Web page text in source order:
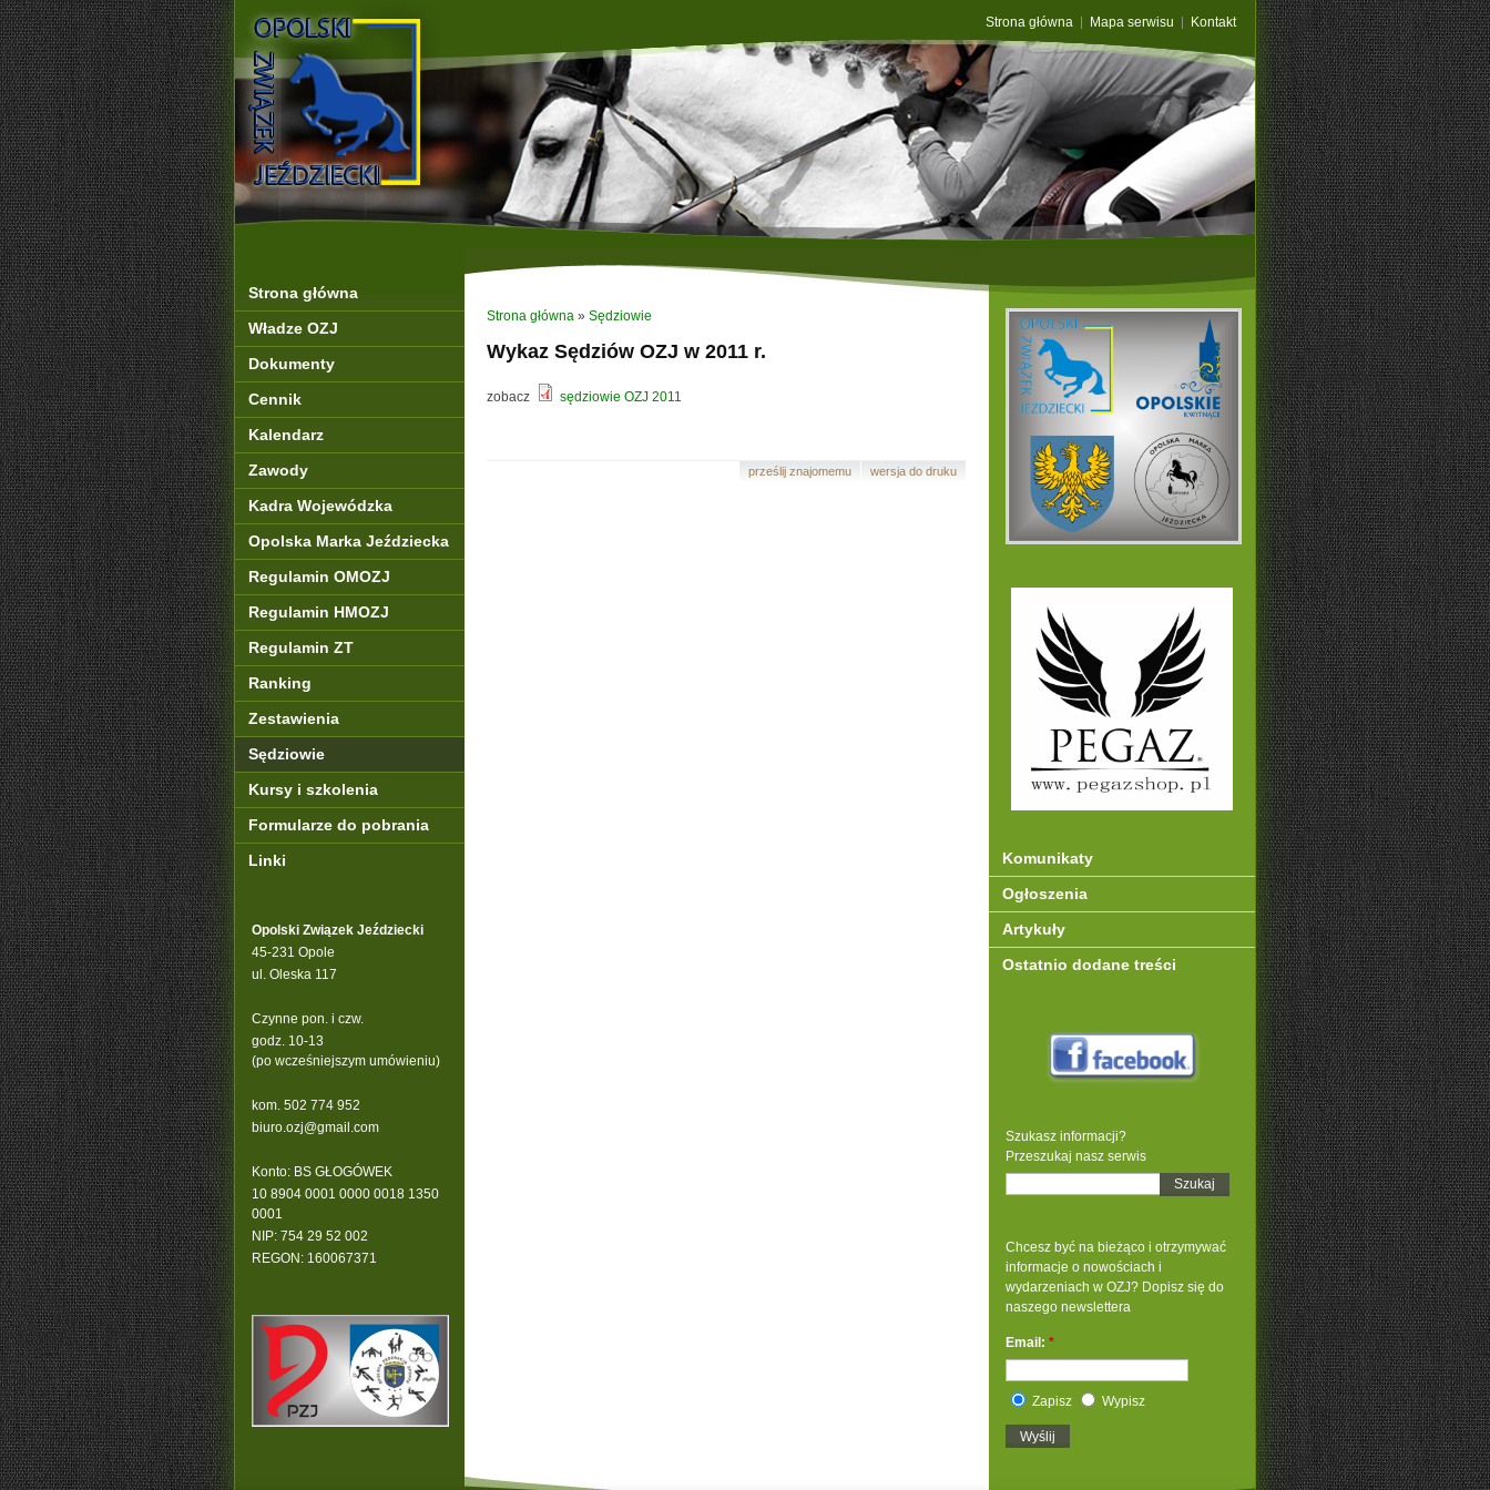
Strona główna Mapa serwisu Kontakt
Strona główna
Władze OZJ
Dokumenty
Cennik
Kalendarz
Zawody
Kadra Wojewódzka
Opolska Marka Jeździecka
Regulamin OMOZJ
Regulamin HMOZJ
Regulamin ZT
Ranking
Zestawienia
Sędziowie
Kursy i szkolenia
Formularze do pobrania
Linki
Opolski Związek Jeździecki
45-231 Opole
ul. Oleska 117
Czynne pon. i czw.
godz. 10-13
(po wcześniejszym umówieniu)
kom. 502 774 952
biuro.ozj@gmail.com
Konto: BS GŁOGÓWEK
10 8904 0001 0000 0018 1350
0001
NIP: 754 29 52 002
REGON: 160067371
Komunikaty
Ogłoszenia
Artykuły
Ostatnio dodane treści
Szukasz informacji?
Przeszukaj nasz serwis
Chcesz być na bieżąco i otrzymywać
informacje o nowościach i
wydarzeniach w OZJ? Dopisz się do
naszego newslettera
Email: *
Zapisz Wypisz
Strona główna » Sędziowie
Wykaz Sędziów OZJ w 2011 r.
zobacz sędziowie OZJ 2011
wersja do druku
prześlij znajomemu